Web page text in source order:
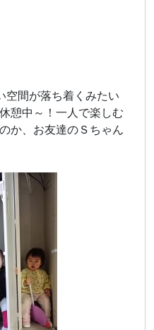
空間が落ち着くみたい
憩中～！一人で楽しむ
か、お友達のＳちゃん